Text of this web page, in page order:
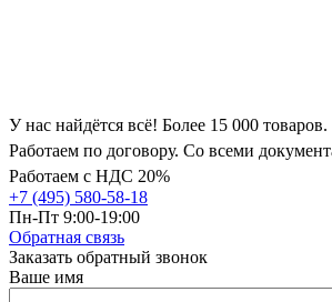
У нас найдётся всё! Более 15 000 товаров.
Работаем по договору. Со всеми
Работаем с НДС 20%
+7 (495) 580-58-18
Пн-Пт 9:00-19:00
Обратная связь
Заказать обратный звонок
Ваше имя